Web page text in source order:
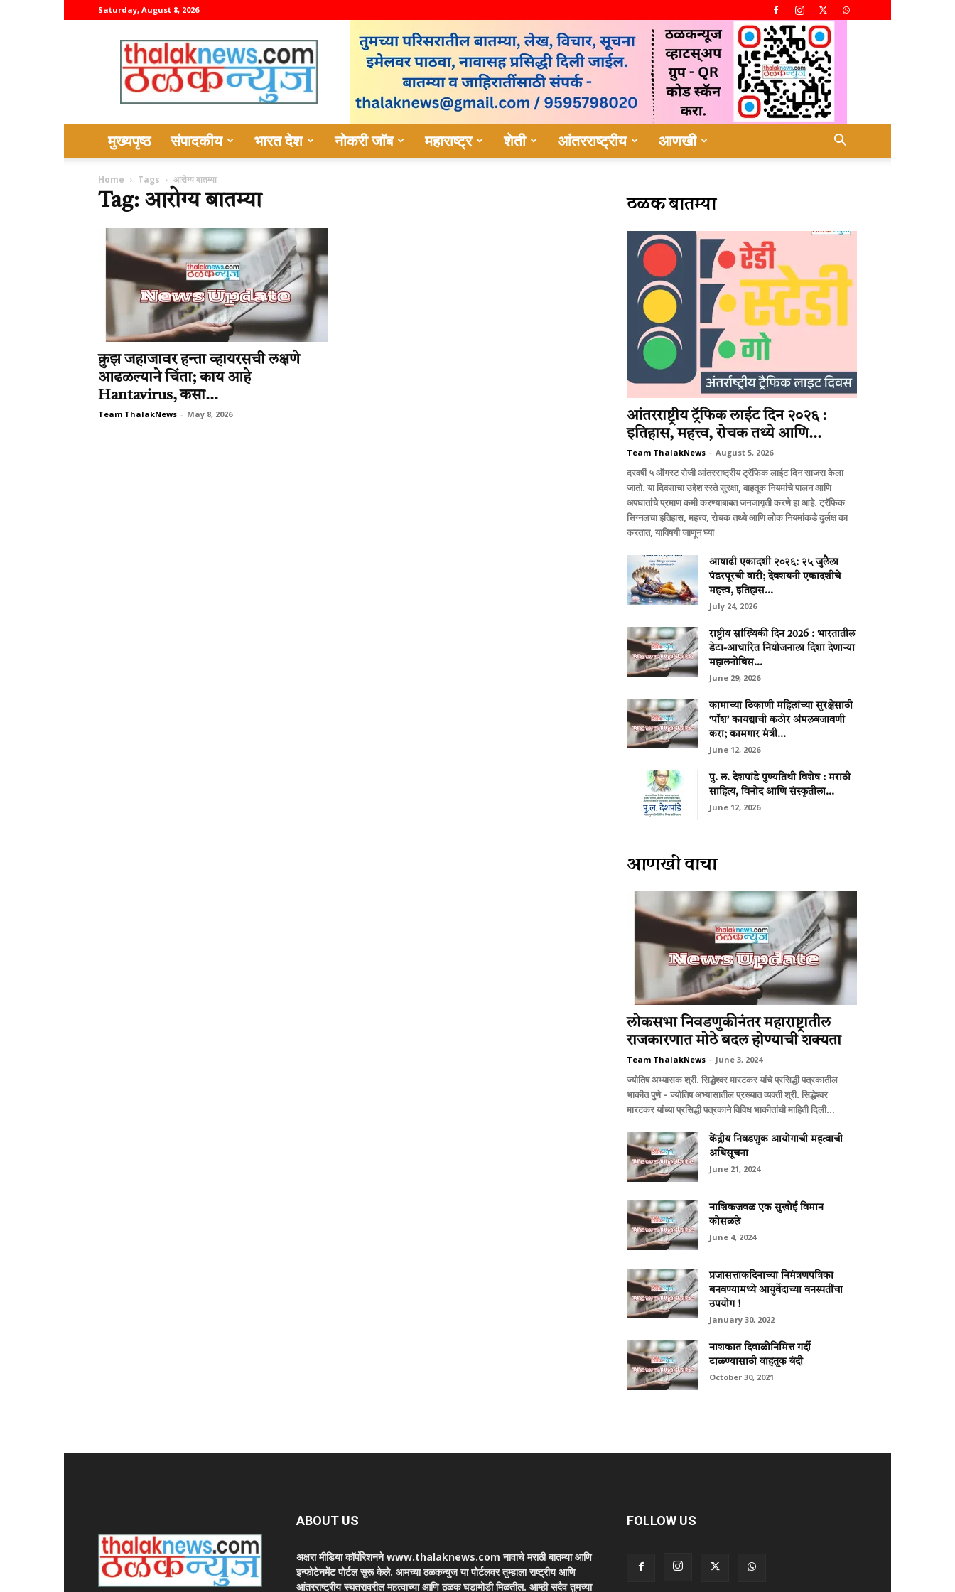
Saturday, August 8, 2026
thalaknews
मुख्यपृष्ठ संपादकीय भारत देश नोकरी जॉब महाराष्ट्र शेती आंतरराष्ट्रीय आणखी
Home Tags आरोग्य बातम्या
Tag: आरोग्य बातम्या
क्रुझ जहाजावर हन्ता व्हायरसची लक्षणे
आढळल्याने चिंता; काय आहे
Hantavirus, कसा...
Team ThalakNews - May 8, 2026
ठळक बातम्या
आंतरराष्ट्रीय ट्रॅफिक लाईट दिन २०२६ :
इतिहास, महत्त्व, रोचक तथ्ये आणि...
Team ThalakNews - August 5, 2026
दरवर्षी ५ ऑगस्ट रोजी आंतरराष्ट्रीय ट्रॅफिक लाईट दिन साजरा केला
जातो. या दिवसाचा उद्देश रस्ते सुरक्षा, वाहतूक नियमांचे पालन आणि
अपघातांचे प्रमाण कमी करण्याबाबत जनजागृती करणे हा आहे. ट्रॅफिक
सिग्नलचा इतिहास, महत्त्व, रोचक तथ्ये आणि लोक नियमांकडे दुर्लक्ष का
करतात, याविषयी जाणून घ्या
आषाढी एकादशी २०२६: २५ जुलैला
पंढरपूरची वारी; देवशयनी एकादशीचे
महत्त्व, इतिहास...
July 24, 2026
राष्ट्रीय सांख्यिकी दिन 2026 : भारतातील
डेटा-आधारित नियोजनाला दिशा देणाऱ्या
महालनोबिस...
June 29, 2026
कामाच्या ठिकाणी महिलांच्या सुरक्षेसाठी
‘पॉश’ कायद्याची कठोर अंमलबजावणी
करा; कामगार मंत्री...
June 12, 2026
पु. ल. देशपांडे पुण्यतिथी विशेष : मराठी
साहित्य, विनोद आणि संस्कृतीला...
June 12, 2026
आणखी वाचा
लोकसभा निवडणुकीनंतर महाराष्ट्रातील
राजकारणात मोठे बदल होण्याची शक्यता
Team ThalakNews - June 3, 2024
ज्योतिष अभ्यासक श्री. सिद्धेश्वर मारटकर यांचे प्रसिद्धी पत्रकातील
भाकीत पुणे – ज्योतिष अभ्यासातील प्रख्यात व्यक्ती श्री. सिद्धेश्वर
मारटकर यांच्या प्रसिद्धी पत्रकाने विविध भाकीतांची माहिती दिली...
केंद्रीय निवडणुक आयोगाची महत्वाची
अधिसूचना
June 21, 2024
नाशिकजवळ एक सुखोई विमान
कोसळले
June 4, 2024
प्रजासत्ताकदिनाच्या निमंत्रणपत्रिका
बनवण्यामध्ये आयुर्वेदाच्या वनस्पतींचा
उपयोग !
January 30, 2022
नाशकात दिवाळीनिमित्त गर्दी
टाळण्यासाठी वाहतूक बंदी
October 30, 2021
ABOUT US
अक्षरा मीडिया कॉर्पोरेशनने www.thalaknews.com नावाचे मराठी बातम्या आणि
इन्फोटेनमेंट पोर्टल सुरू केले. आमच्या ठळकन्युज या पोर्टलवर तुम्हाला राष्ट्रीय आणि
आंतरराष्ट्रीय स्घतरावरील महत्वाच्या आणि ठळक घडामोडी मिळतील. आम्ही सदैव तुमच्या
FOLLOW US